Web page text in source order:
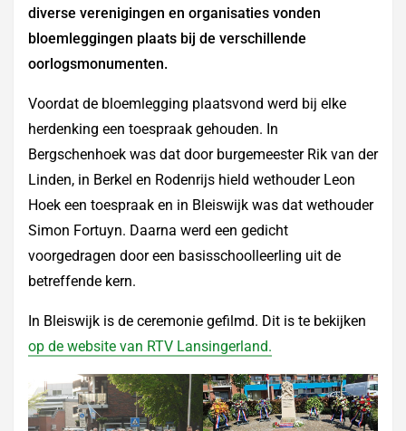
diverse verenigingen en organisaties vonden
bloemleggingen plaats bij de verschillende
oorlogsmonumenten.
Voordat de bloemlegging plaatsvond werd bij elke
herdenking een toespraak gehouden. In
Bergschenhoek was dat door burgemeester Rik van der
Linden, in Berkel en Rodenrijs hield wethouder Leon
Hoek een toespraak en in Bleiswijk was dat wethouder
Simon Fortuyn. Daarna werd een gedicht
voorgedragen door een basisschoolleerling uit de
betreffende kern.
In Bleiswijk is de ceremonie gefilmd. Dit is te bekijken
op de website van RTV Lansingerland.